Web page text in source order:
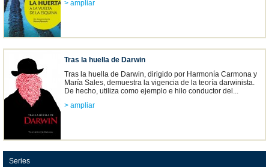
> ampliar
Tras la huella de Darwin
Tras la huella de Darwin, dirigido por Harmonía Carmona y
María Sales, demuestra la vigencia de la teoría darwinista.
De hecho, utiliza como ejemplo e hilo conductor del...
> ampliar
Series